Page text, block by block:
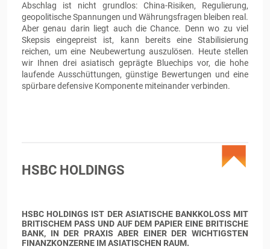
Abschlag ist nicht grundlos: China-Risiken, Regulierung,
geopolitische Spannungen und Währungsfragen bleiben real.
Aber genau darin liegt auch die Chance. Denn wo zu viel
Skepsis eingepreist ist, kann bereits eine Stabilisierung
reichen, um eine Neubewertung auszulösen. Heute stellen
wir Ihnen drei asiatisch geprägte Bluechips vor, die hohe
laufende Ausschüttungen, günstige Bewertungen und eine
spürbare defensive Komponente miteinander verbinden.
HSBC HOLDINGS
HSBC HOLDINGS IST DER ASIATISCHE BANKKOLOSS MIT
BRITISCHEM PASS UND AUF DEM PAPIER EINE BRITISCHE
BANK, IN DER PRAXIS ABER EINER DER WICHTIGSTEN
FINANZKONZERNE IM ASIATISCHEN RAUM.